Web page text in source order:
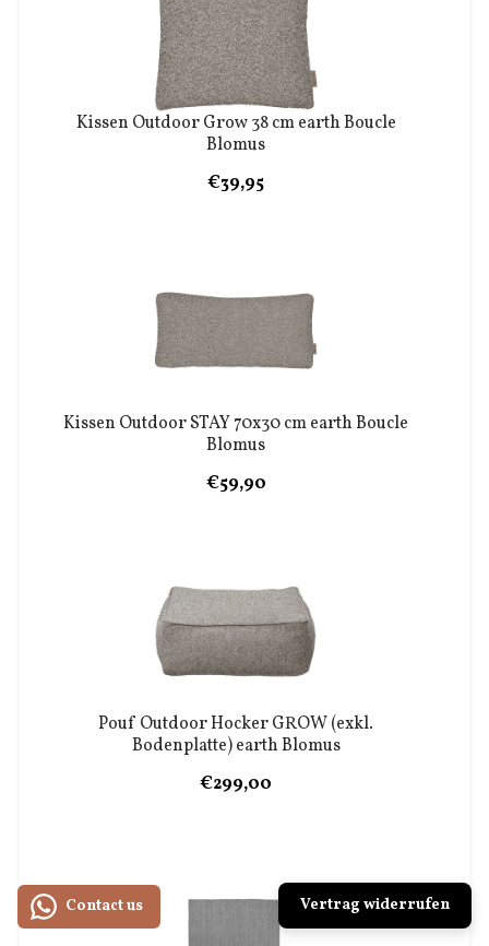
Kissen Outdoor Grow 38 cm earth Boucle
Blomus
€39,95
Kissen Outdoor STAY 70x30 cm earth Boucle
Blomus
€59,90
Pouf Outdoor Hocker GROW (exkl.
Bodenplatte) earth Blomus
€299,00
Vertrag widerrufen
Contact us